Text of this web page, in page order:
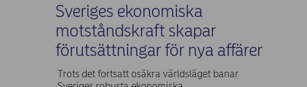
Sveriges ekonomiska
motståndskraft skapar
förutsättningar för nya affärer
Trots det fortsatt osäkra världsläget banar